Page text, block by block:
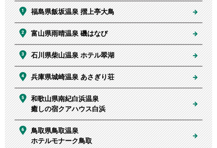
福島県飯坂温泉 摺上亭大鳥
富山県雨晴温泉 磯はなび
石川県柴山温泉 ホテル翠湖
兵庫県城崎温泉 あさぎり荘
和歌山県南紀白浜温泉
癒しの宿クアハウス白浜
鳥取県鳥取温泉
ホテルモナーク鳥取